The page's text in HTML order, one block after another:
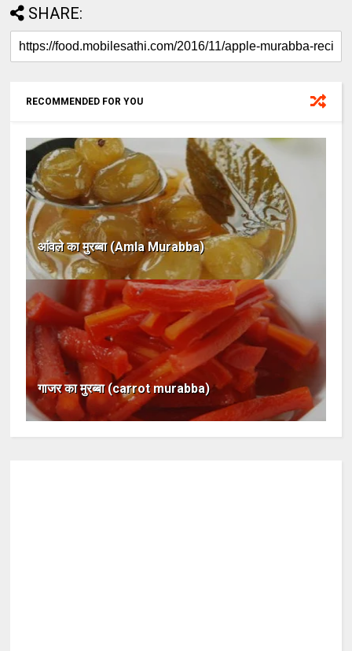
SHARE:
RECOMMENDED FOR YOU
आंवले का मुरब्बा (Amla Murabba)
गाजर का मुरब्बा (carrot murabba)